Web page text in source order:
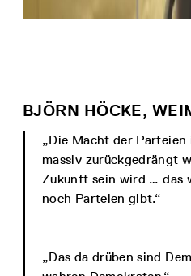
BJÖRN HÖCKE,
„Die Macht der Parteien
massiv zurückgedrängt
Zukunft sein wird … das
noch Parteien gibt.“
„Das da drüben sind